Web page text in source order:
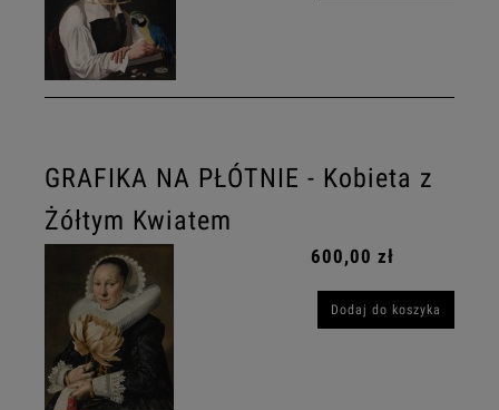
GRAFIKA NA PŁÓTNIE - Kobieta z
Żółtym Kwiatem
600,00 zł
Dodaj do koszyka